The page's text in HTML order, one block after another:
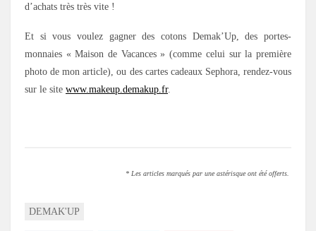
d’achats très très vite !
Et si vous voulez gagner des cotons Demak’Up, des portes-
monnaies « Maison de Vacances » (comme celui sur la première
photo de mon article), ou des cartes cadeaux Sephora, rendez-vous
sur le site www.makeup.demakup.fr.
* Les articles marqués par une astérisque ont été offerts.
DEMAK'UP